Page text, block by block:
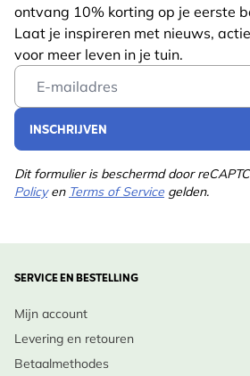
ontvang 10% korting op je eerste
Laat je inspireren met nieuws,
voor meer leven in je tuin.
Email Address
INSCHRIJVEN
Dit formulier is beschermd door
Policyen Terms of Service gelden.
SERVICE EN BESTELLING
Mijn account
Levering en retouren
Betaalmethodes